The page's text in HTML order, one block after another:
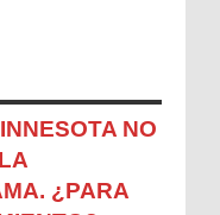
NO
¿PARA